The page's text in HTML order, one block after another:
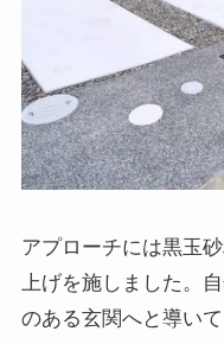
アプローチには黒玉
上げを施しました。
のある玄関へと導い